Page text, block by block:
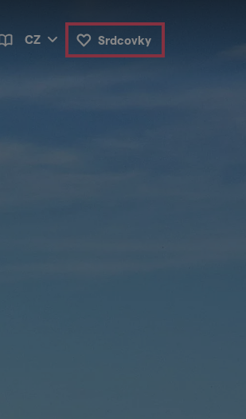
CZ Srdcovky